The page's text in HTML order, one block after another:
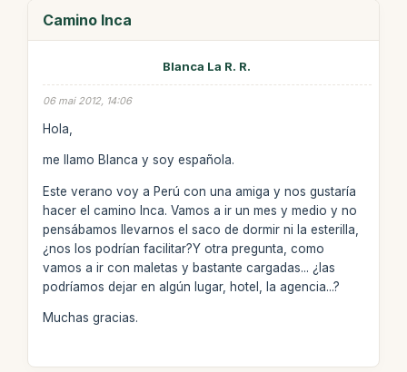
Camino Inca
Blanca La R. R.
06 mai 2012, 14:06
Hola,
me llamo Blanca y soy española.
Este verano voy a Perú con una amiga y nos gustaría
hacer el camino Inca. Vamos a ir un mes y medio y no
pensábamos llevarnos el saco de dormir ni la esterilla,
¿nos los podrían facilitar?Y otra pregunta, como
vamos a ir con maletas y bastante cargadas... ¿las
podríamos dejar en algún lugar, hotel, la agencia...?
Muchas gracias.